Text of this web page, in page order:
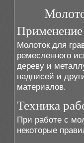
Применение
Молоток для
ремесленного
дереву и
надписей и
материалов.
Техника
При работе с
некоторые